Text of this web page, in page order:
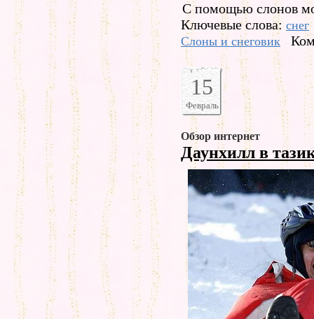
С помощью слонов
Ключевые слова: снег
Слоны и снеговик
15
Февраль
Обзор интернет
Даунхилл в